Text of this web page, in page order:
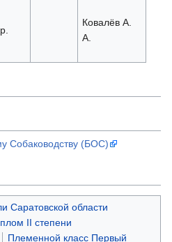
Ковалёв А.
А.
Собаководству (БОС)
Саратовской области
II степени
Племенной класс Первый